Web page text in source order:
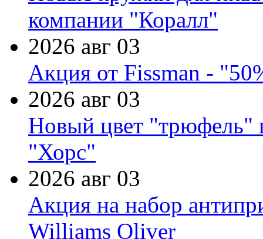
компании "Коралл"
2026 авг 03
Акция от Fissman -
2026 авг 03
Новый цвет "трюфель"
"Хорс"
2026 авг 03
Акция на набор
Williams Oliver